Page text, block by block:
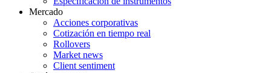
Mercado
Acciones corporativas
Cotización en tiempo real
Rollovers
Market news
Client sentiment